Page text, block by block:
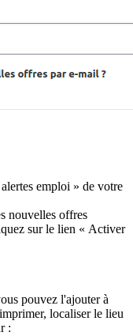
emploi » de votre
nouvelles offres
sur le lien « Activer
pouvez l'ajouter à
localiser le lieu
: